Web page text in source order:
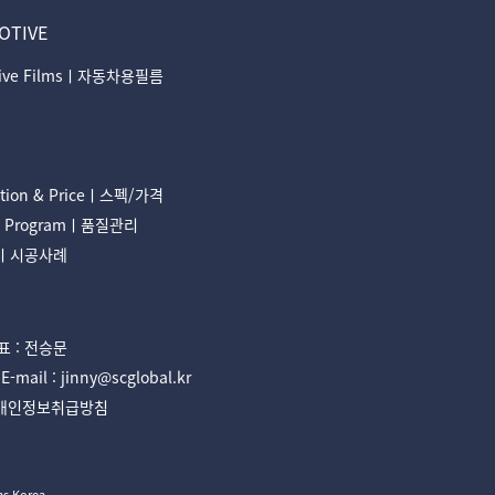
Filmsㅣ자동차용필름
& Priceㅣ스펙/가격
ㅣ품질관리
시공사례
: 전승문
E-mail : jinny@scglobal.kr
인정보취급방침